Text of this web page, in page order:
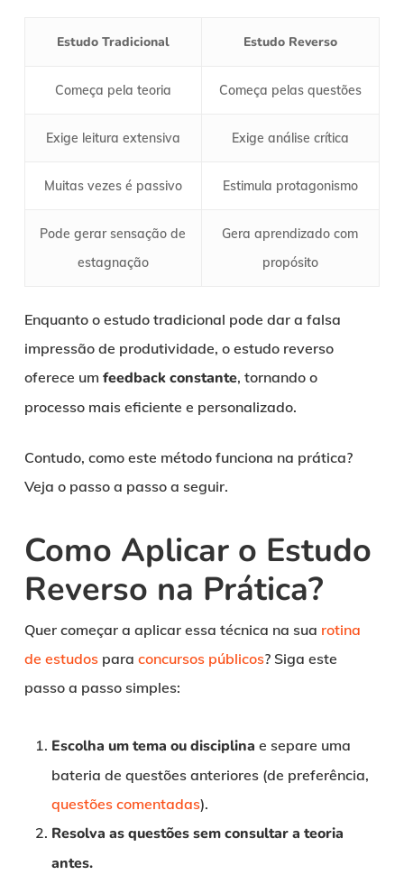
Estudo Tradicional Estudo Reverso
Começa pela teoria Começa pelas questões
Exige leitura extensiva Exige análise crítica
Muitas vezes é passivo Estimula protagonismo
Pode gerar sensação de
estagnação
Gera aprendizado com
propósito
Enquanto o estudo tradicional pode dar a falsa
impressão de produtividade, o estudo reverso
oferece um feedback constante, tornando o
processo mais eficiente e personalizado.
Contudo, como este método funciona na prática?
Veja o passo a passo a seguir.
Como Aplicar o Estudo
Reverso na Prática?
Quer começar a aplicar essa técnica na sua rotina
de estudospara concursos públicos? Siga este
passo a passo simples:
Escolha um tema ou disciplina e separe uma
bateria de questões anteriores (de preferência,
questões comentadas).
Resolva as questões sem consultar a teoria
antes.